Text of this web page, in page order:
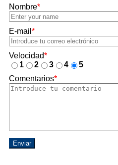
Nombre*
E-mail *
Velocidad*
1
2 3 4
5
Comentarios*
Enviar